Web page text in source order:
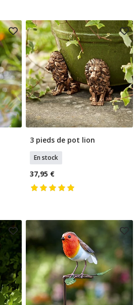
Ajouter Au Panier
3 pieds de pot lion
En stock
37,95 €